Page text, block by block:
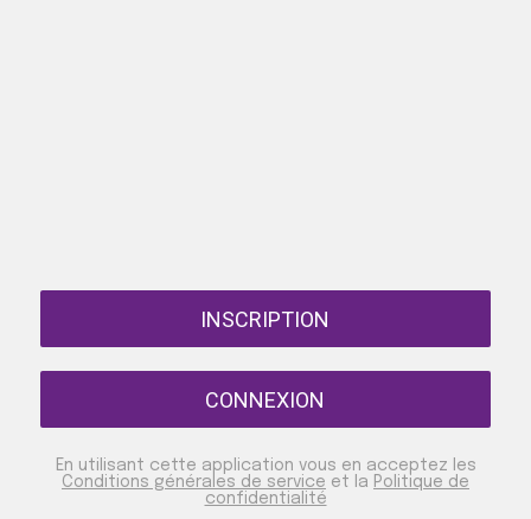
INSCRIPTION
CONNEXION
En utilisant cette application vous en acceptez les
Conditions générales de service et la Politique de
confidentialité